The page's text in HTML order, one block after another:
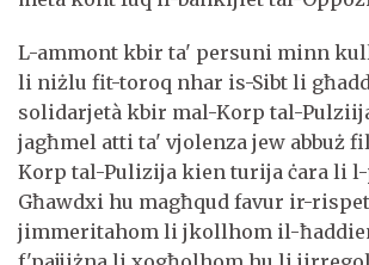
L-ammont kbir ta' persuni minn
li niżlu fit-toroq nhar is-Sibt li
solidarjetà kbir mal-Korp tal-
jagħmel atti ta' vjolenza jew abbuż
Korp tal-Pulizija kien turija ċara li
Għawdxi hu magħqud favur ir-
jimmeritahom li jkollhom il-